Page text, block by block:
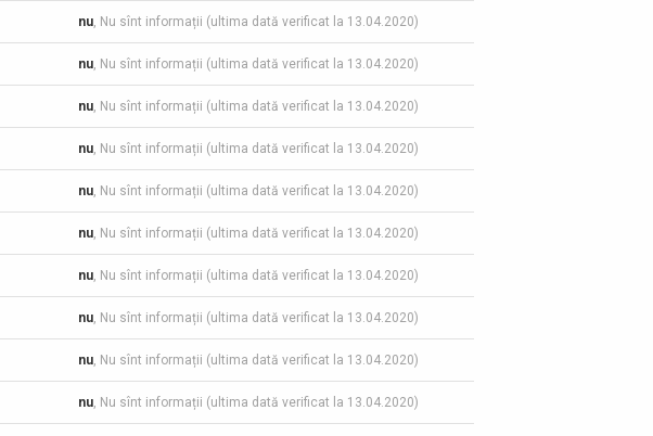
nu, Nu sînt informații (ultima dată verificat la 13.04.2020)
nu, Nu sînt informații (ultima dată verificat la 13.04.2020)
nu, Nu sînt informații (ultima dată verificat la 13.04.2020)
nu, Nu sînt informații (ultima dată verificat la 13.04.2020)
nu, Nu sînt informații (ultima dată verificat la 13.04.2020)
nu, Nu sînt informații (ultima dată verificat la 13.04.2020)
nu, Nu sînt informații (ultima dată verificat la 13.04.2020)
nu, Nu sînt informații (ultima dată verificat la 13.04.2020)
nu, Nu sînt informații (ultima dată verificat la 13.04.2020)
nu, Nu sînt informații (ultima dată verificat la 13.04.2020)